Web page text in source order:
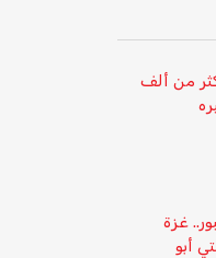
من ألف
غزة
أبو